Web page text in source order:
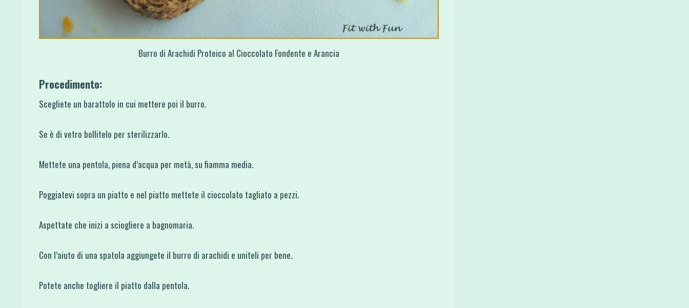
Burro di Arachidi Proteico al Cioccolato Fondente e Arancia
Procedimento:
Scegliete un barattolo in cui mettere poi il burro.
Se è di vetro bollitelo per sterilizzarlo.
Mettete una pentola, piena d’acqua per metà, su fiamma media.
Poggiatevi sopra un piatto e nel piatto mettete il cioccolato tagliato a pezzi.
Aspettate che inizi a sciogliere a bagnomaria.
Con l’aiuto di una spatola aggiungete il burro di arachidi e uniteli per bene.
Potete anche togliere il piatto dalla pentola.